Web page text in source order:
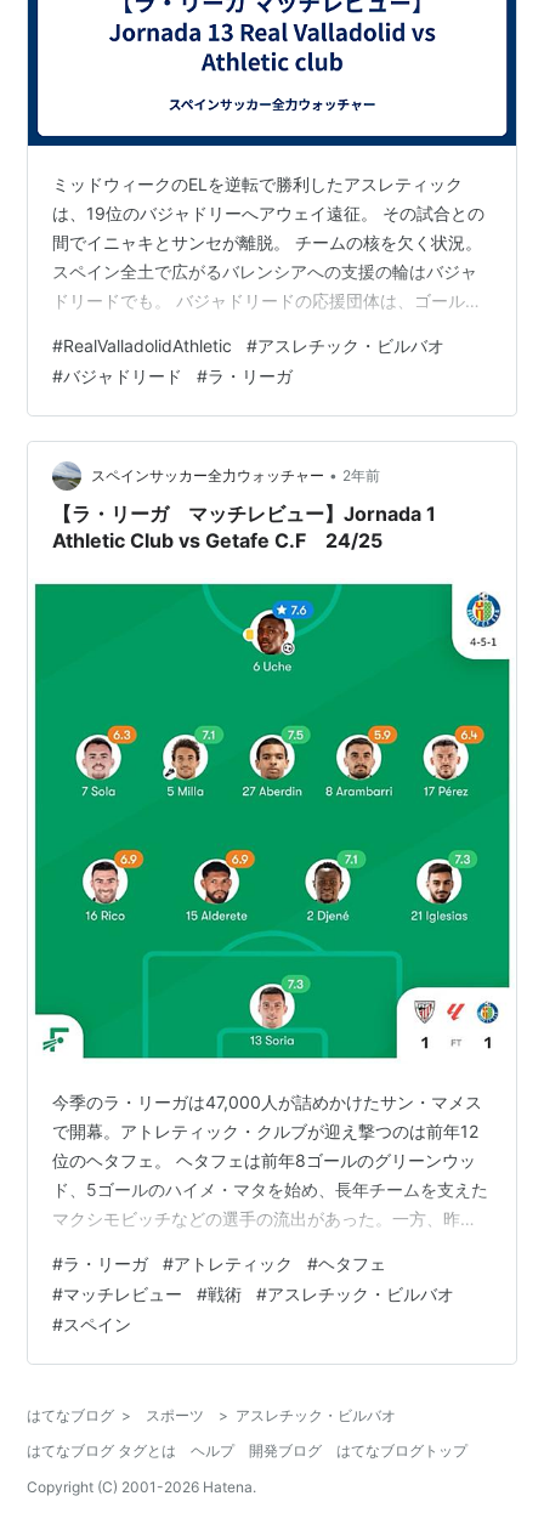
ミッドウィークのELを逆転で勝利したアスレティック
は、19位のバジャドリーへアウェイ遠征。 その試合との
間でイニャキとサンセが離脱。 チームの核を欠く状況。
スペイン全土で広がるバレンシアへの支援の輪はバジャ
ドリードでも。 バジャドリードの応援団体は、ゴール裏
した。 Me quito el sombrero con el @FondoNorte1928
siempre acertadísimo en los duros momentos. DEP
pic.twitter.com/mFslJS4zKH — javi (@javipucela_) …
#RealValladolidAthletic #アスレチック・ビルバオ
#バジャドリード #ラ・リーガ
スペインサッカー全力ウォッチャー • 2年前
【ラ・リーガ マッチレビュー】Jornada 1
Athletic Club vs Getafe C.F 24/25
今季のラ・リーガは47,000人が詰めかけたサン・マメス
で開幕。アトレティック・クルブが迎え撃つのは前年12
位のヘタフェ。 ヘタフェは前年8ゴールのグリーンウッ
ド、5ゴールのハイメ・マタを始め、長年チームを支えた
マクシモビッチなどの選手の流出があった。一方、昨季
得しセルタからカルレス・ペレスをレンタルした。 一方
昨季5位のアトレティックは、ムニアイン、ラウール・ガ
ルシアというチームの看板選手が退団。しかし、バルセ
ロナへの噂が盛んだったニコ・ウィリアムズを慰留。彼
身（ギプスコア県）のゴロサベルを…
#ラ・リーガ #アトレティック #ヘタフェ
#マッチレビュー #戦術 #アスレチック・ビルバオ
#スペイン
はてなブログ > スポーツ > アスレチック・ビルバオ
はてなブログ タグとは
ヘルプ 開発ブログ
はてなブログトップ
Copyright (C) 2001-2026 Hatena.